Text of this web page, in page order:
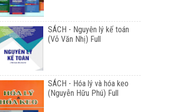
SÁCH - Nguyên lý kế toán
(Võ Văn Nhị) Full
SÁCH - Hóa lý và hóa keo
(Nguyễn Hữu Phú) Full